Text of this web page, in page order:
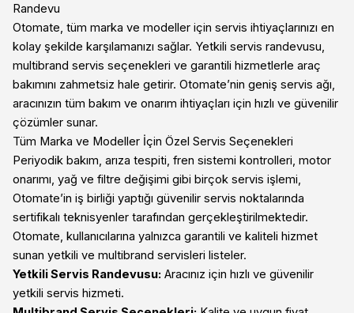
Randevu
Otomate, tüm marka ve modeller için servis ihtiyaçlarınızı en
kolay şekilde karşılamanızı sağlar. Yetkili servis randevusu,
multibrand servis seçenekleri ve garantili hizmetlerle araç
bakımını zahmetsiz hale getirir. Otomate’nin geniş servis ağı,
aracınızın tüm bakım ve onarım ihtiyaçları için hızlı ve güvenilir
çözümler sunar.
Tüm Marka ve Modeller İçin Özel Servis Seçenekleri
Periyodik bakım, arıza tespiti, fren sistemi kontrolleri, motor
onarımı, yağ ve filtre değişimi gibi birçok servis işlemi,
Otomate’in iş birliği yaptığı güvenilir servis noktalarında
sertifikalı teknisyenler tarafından gerçekleştirilmektedir.
Otomate, kullanıcılarına yalnızca garantili ve kaliteli hizmet
sunan yetkili ve multibrand servisleri listeler.
Yetkili Servis Randevusu: Aracınız için hızlı ve güvenilir
yetkili servis hizmeti.